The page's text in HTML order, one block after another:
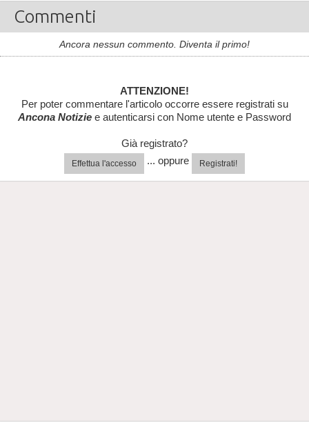
Commenti
Ancora nessun commento. Diventa il primo!
ATTENZIONE!
Per poter commentare l'articolo occorre essere registrati su
Ancona Notizie e autenticarsi con Nome utente e Password
Già registrato?
Effettua l'accesso ... oppure Registrati!